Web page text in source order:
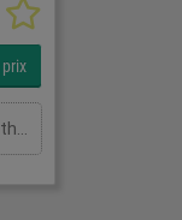
Polar - Single Door Fridge - 150w 0.9AIn StockSpecificationDetailManufacturer PolarModel CD083Phase SingleLength(mm) 600Width(mm) 600Height(mm) 1850